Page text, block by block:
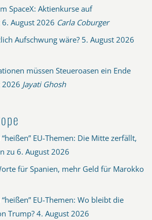
SpaceX: Aktienkurse auf
6. August 2026 Carla Coburger
Aufschwung wäre? 5. August 2026
müssen Steueroasen ein Ende
2026 Jayati Ghosh
EU-Themen: Die Mitte zerfällt,
zu 6. August 2026
für Spanien, mehr Geld für Marokko
EU-Themen: Wo bleibt die
Trump? 4. August 2026